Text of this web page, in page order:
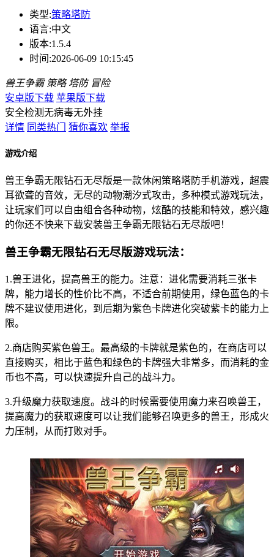
类型:策略塔防
语言:中文
版本:1.5.4
时间:2026-06-09 10:15:45
兽王争霸 策略 塔防 冒险
安卓版下载 苹果版下载
安全检测无病毒无外挂
详情 同类热门 猜你喜欢 举报
游戏介绍
兽王争霸无限钻石无尽版是一款休闲策略塔防手机游戏，超震
耳欲聋的音效，无尽的动物潮汐式攻击，多种模式游戏玩法，
让玩家们可以自由组合各种动物，炫酷的技能和特效，感兴趣
的你还不快来下载安装兽王争霸无限钻石无尽版吧！
兽王争霸无限钻石无尽版游戏玩法：
1.兽王进化，提高兽王的能力。注意：进化需要消耗三张卡
牌，能力增长的性价比不高，不适合前期使用，绿色蓝色的卡
牌不建议使用进化，到后期为紫色卡牌进化突破紫卡的能力上
限。
2.商店购买紫色兽王。最高级的卡牌就是紫色的，在商店可以
直接购买，相比于蓝色和绿色的卡牌强大非常多，而消耗的金
币也不高，可以快速提升自己的战斗力。
3.升级魔力获取速度。战斗的时候需要使用魔力来召唤兽王，
提高魔力的获取速度可以让我们能够召唤更多的兽王，形成火
力压制，从而打败对手。